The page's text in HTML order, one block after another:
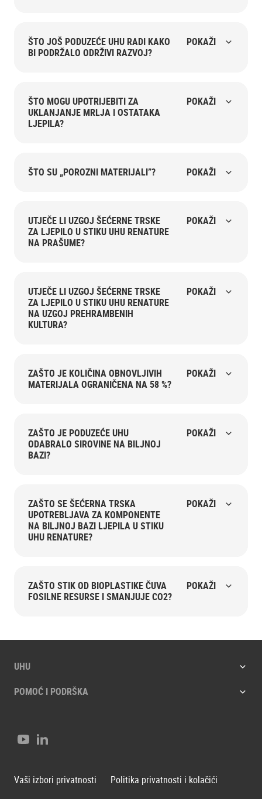
ŠTO JOŠ PODUZEĆE UHU RADI KAKO
BI PODRŽALO ODRŽIVI RAZVOJ?
POKAŽI
ŠTO MOGU UPOTRIJEBITI ZA
UKLANJANJE MRLJA I OSTATAKA
LJEPILA?
POKAŽI
ŠTO SU „POROZNI MATERIJALI”? POKAŽI
UTJEČE LI UZGOJ ŠEĆERNE TRSKE
ZA LJEPILO U STIKU UHU RENATURE
NA PRAŠUME?
POKAŽI
UTJEČE LI UZGOJ ŠEĆERNE TRSKE
ZA LJEPILO U STIKU UHU RENATURE
NA UZGOJ PREHRAMBENIH
KULTURA?
POKAŽI
ZAŠTO JE KOLIČINA OBNOVLJIVIH
MATERIJALA OGRANIČENA NA 58 %?
POKAŽI
ZAŠTO JE PODUZEĆE UHU
ODABRALO SIROVINE NA BILJNOJ
BAZI?
POKAŽI
ZAŠTO SE ŠEĆERNA TRSKA
UPOTREBLJAVA ZA KOMPONENTE
NA BILJNOJ BAZI LJEPILA U STIKU
UHU RENATURE?
POKAŽI
ZAŠTO STIK OD BIOPLASTIKE ČUVA
FOSILNE RESURSE I SMANJUJE CO2?
POKAŽI
UHU
POMOĆ I PODRŠKA
YoutubeLinkedIn
Vaši izbori privatnosti Politika privatnosti i kolačići